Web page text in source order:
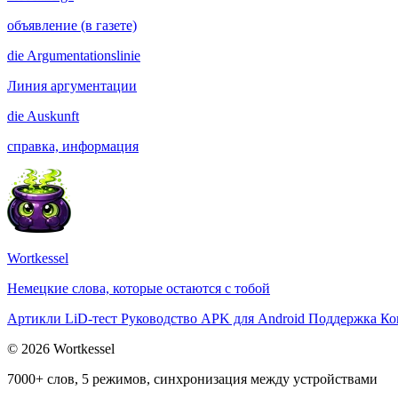
объявление (в газете)
die Argumentationslinie
Линия аргументации
die Auskunft
справка, информация
Wortkessel
Немецкие слова, которые остаются с тобой
Артикли LiD-тест Руководство APK для Android Поддержка
© 2026 Wortkessel
7000+ слов, 5 режимов, синхронизация между устройствами